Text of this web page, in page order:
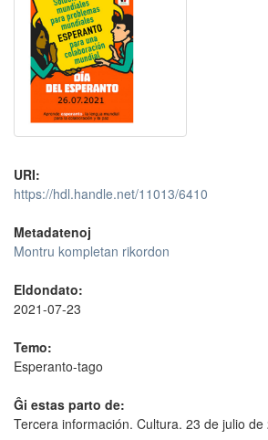
URI:
https://hdl.handle.net/11013/6410
Metadatenoj
Montru kompletan rikordon
Eldondato:
2021-07-23
Temo:
Esperanto-tago
Ĝi estas parto de:
Tercera información. Cultura. 23 de julio de